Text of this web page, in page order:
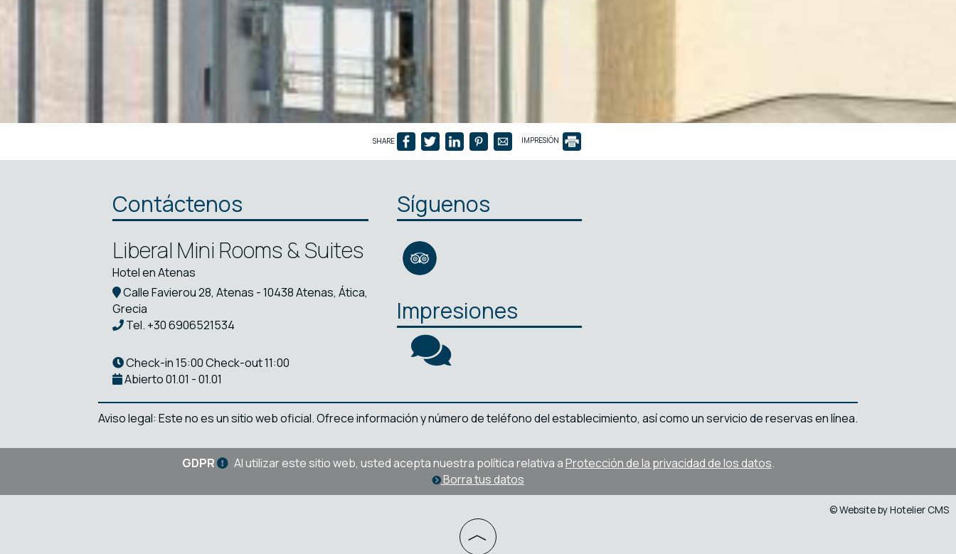
SHARE IMPRESIÓN
Contáctenos
Liberal Mini Rooms & Suites
Hotel en Atenas
Calle Favierou 28, Atenas - 10438 Atenas, Ática,
Grecia
Tel. +30 6906521534
Check-in 15:00 Check-out 11:00
Abierto 01.01 - 01.01
Síguenos
Impresiones
Aviso legal: Este no es un sitio web oficial. Ofrece información y número de teléfono del establecimiento, así como un servicio de reservas en línea.
GDPR Al utilizar este sitio web, usted acepta nuestra política relativa aProtección de la privacidad de los datos.
Borra tus datos
© Website by Hotelier CMS
︿